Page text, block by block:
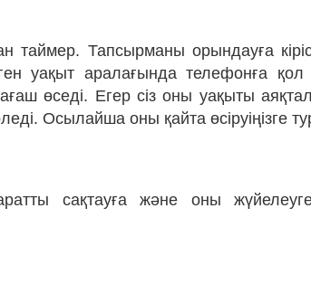
таймер. Тапсырманы орындауға
уақыт аралағында телефонға қол
өседі. Егер сіз оны уақыты
Осылайша оны қайта өсіруіңізге
сақтауға және оны